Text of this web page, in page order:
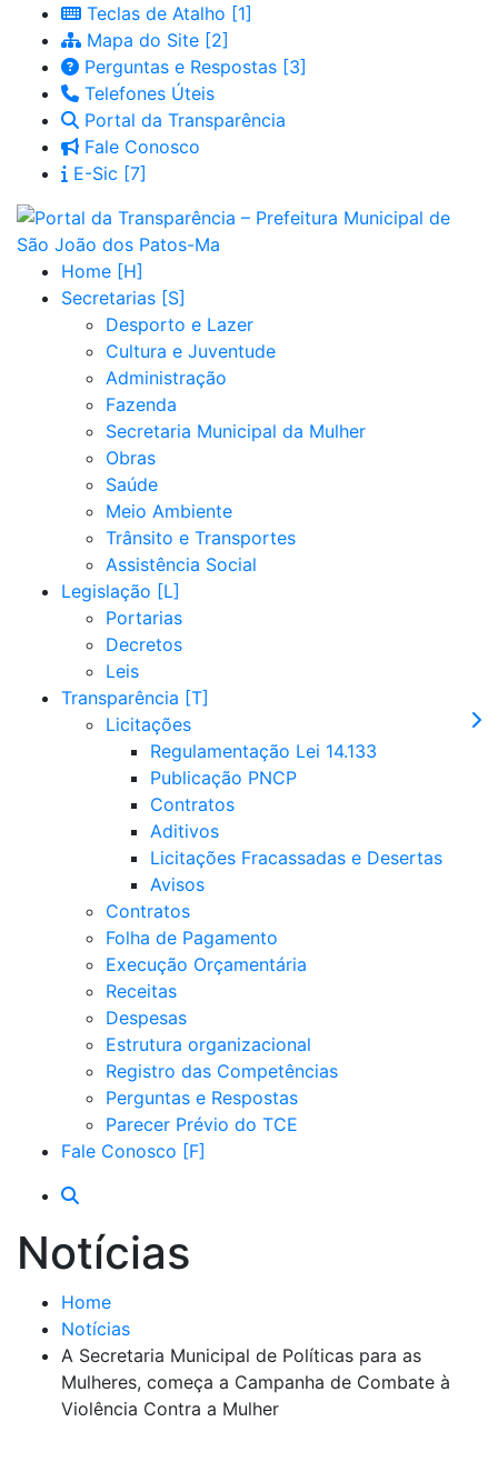
Teclas de Atalho
Mapa do Site
Perguntas e Respostas
Telefones Úteis
Portal da Transparência
Fale Conosco
E-Sic
Home
Secretarias
Desporto e Lazer
Cultura e Juventude
Administração
Fazenda
Secretaria Municipal da Mulher
Obras
Saúde
Meio Ambiente
Trânsito e Transportes
Assistência Social
Legislação
Portarias
Decretos
Leis
Transparência
Licitações
Regulamentação Lei 14.133
Publicação PNCP
Contratos
Aditivos
Licitações Fracassadas e Desertas
Avisos
Contratos
Folha de Pagamento
Execução Orçamentária
Receitas
Despesas
Estrutura organizacional
Registro das Competências
Perguntas e Respostas
Parecer Prévio do TCE
Fale Conosco
Notícias
Home
Notícias
A Secretaria Municipal de Políticas para as
Mulheres, começa a Campanha de Combate à
Violência Contra a Mulher